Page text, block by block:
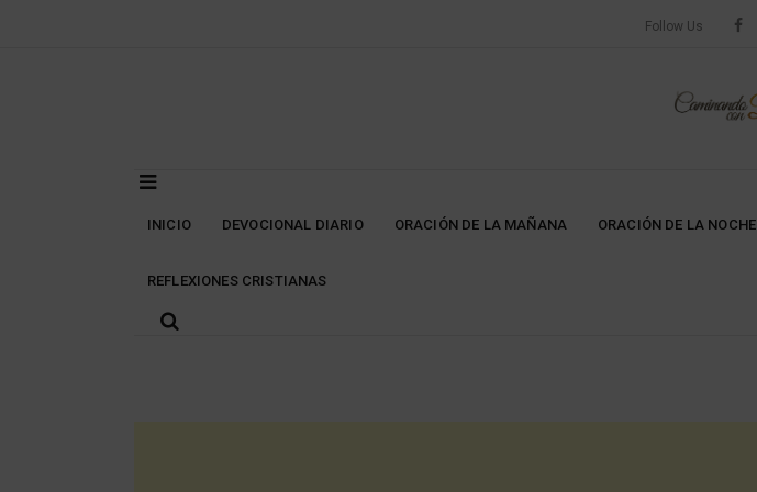
Follow Us
INICIO DEVOCIONAL DIARIO ORACIÓN DE LA MAÑANA ORACIÓN DE LA NOCHE
REFLEXIONES CRISTIANAS